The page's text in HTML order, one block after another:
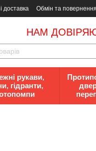
доставка Обмін та повернення
НАМ
рукави,
гідранти,